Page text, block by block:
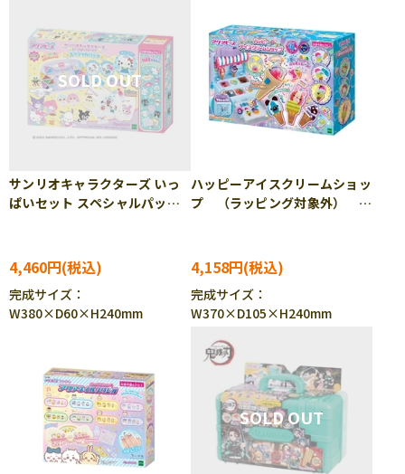
サンリオキャラクターズ いっ
ぱいセット スペシャルパッ
4,460円
完成サイズ：
W380×D60×H240mm
ハッピーアイスクリームショッ
プ （ラッピング対象外）
4,158円
完成サイズ：
W370×D105×H240mm